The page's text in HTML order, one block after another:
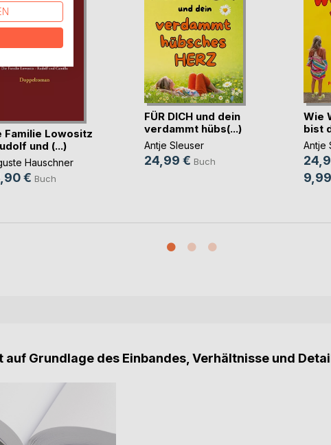
Familie Lowositz
und (...)
Hauschner
€ Buch
FÜR DICH und dein
verdammt hübs(...)
Antje Sleuser
24,99 € Buch
Wie
bist
Antje
Grundlage des Einbandes, Verhältnisse und